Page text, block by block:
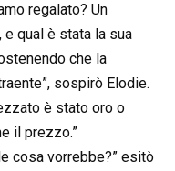
regalato? Un
qual è stata la sua
che la
sospirò Elodie.
è stato oro o
il prezzo.”
cosa vorrebbe?” esitò